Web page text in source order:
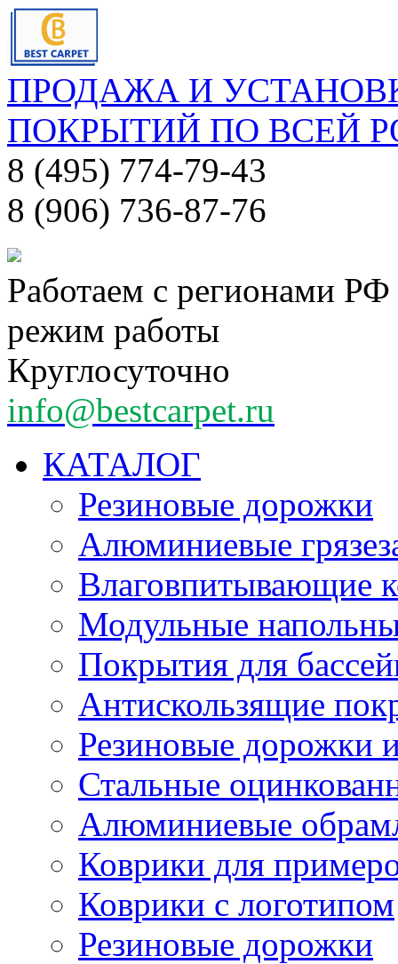
ПРОДАЖА И
ПОКРЫТИЙ ПО ВСЕЙ
8 (495) 774-79-43
8 (906) 736-87-76
Работаем с регионами РФ
режим работы
Круглосуточно
info@bestcarpet.ru
КАТАЛОГ
Резиновые дорожки
Алюминиевые
Влаговпитывающие
Модульные
Покрытия для
Антискользящие
Резиновые дорожки
Стальные
Алюминиевые
Коврики для
Коврики с логотипом
Резиновые дорожки